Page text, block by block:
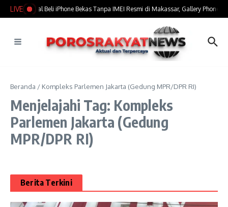
Lewati ke konten
LIVE
​Marak Jual Beli iPhone Bekas Tanpa IMEI Resmi di Makassar, Gallery Phone
Beranda / Kompleks Parlemen Jakarta (Gedung MPR/DPR RI)
Menjelajahi Tag: Kompleks
Parlemen Jakarta (Gedung
MPR/DPR RI)
Berita Terkini